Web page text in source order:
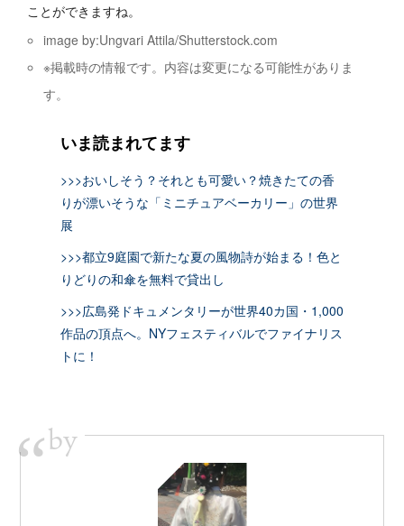
ことができますね。‬
image by:Ungvari Attila/Shutterstock.com
※掲載時の情報です。内容は変更になる可能性がありま
す。
いま読まれてます
>>>おいしそう？それとも可愛い？焼きたての香
りが漂いそうな「ミニチュアベーカリー」の世界
展
>>>都立9庭園で新たな夏の風物詩が始まる！色と
りどりの和傘を無料で貸出し
>>>広島発ドキュメンタリーが世界40カ国・1,000
作品の頂点へ。NYフェスティバルでファイナリス
トに！
“by